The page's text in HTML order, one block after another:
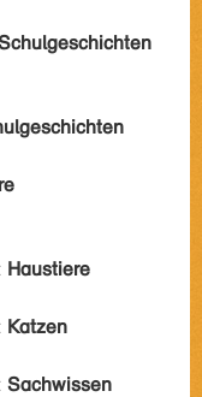
Haustiere
Katzen
Sachwissen